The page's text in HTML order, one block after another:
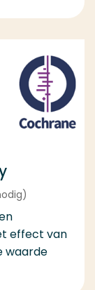
effect van
waarde